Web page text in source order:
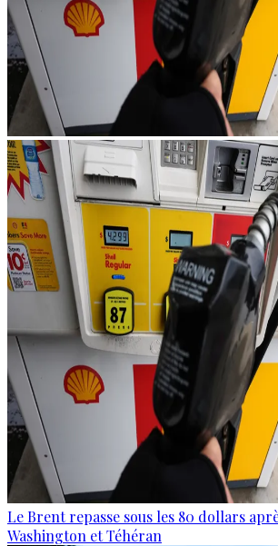
Le Brent repasse sous les 80 dollars
Washington et Téhéran